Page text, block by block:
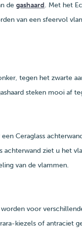
de gashaard. Met het
van een sfeervol
tegen het zwarte
steken mooi af
Ceraglass
achterwand ziet u het
van de vlammen.
voor
kiezels of antraciet